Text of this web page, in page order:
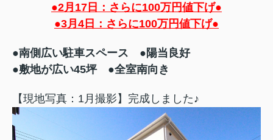
●2月17日：さらに100万円値下げ●
●3月4日：さらに100万円値下げ●
●南側広い駐車スペース ●陽当良好
●敷地が広い45坪 ●全室南向き
【現地写真：1月撮影】完成しました♪